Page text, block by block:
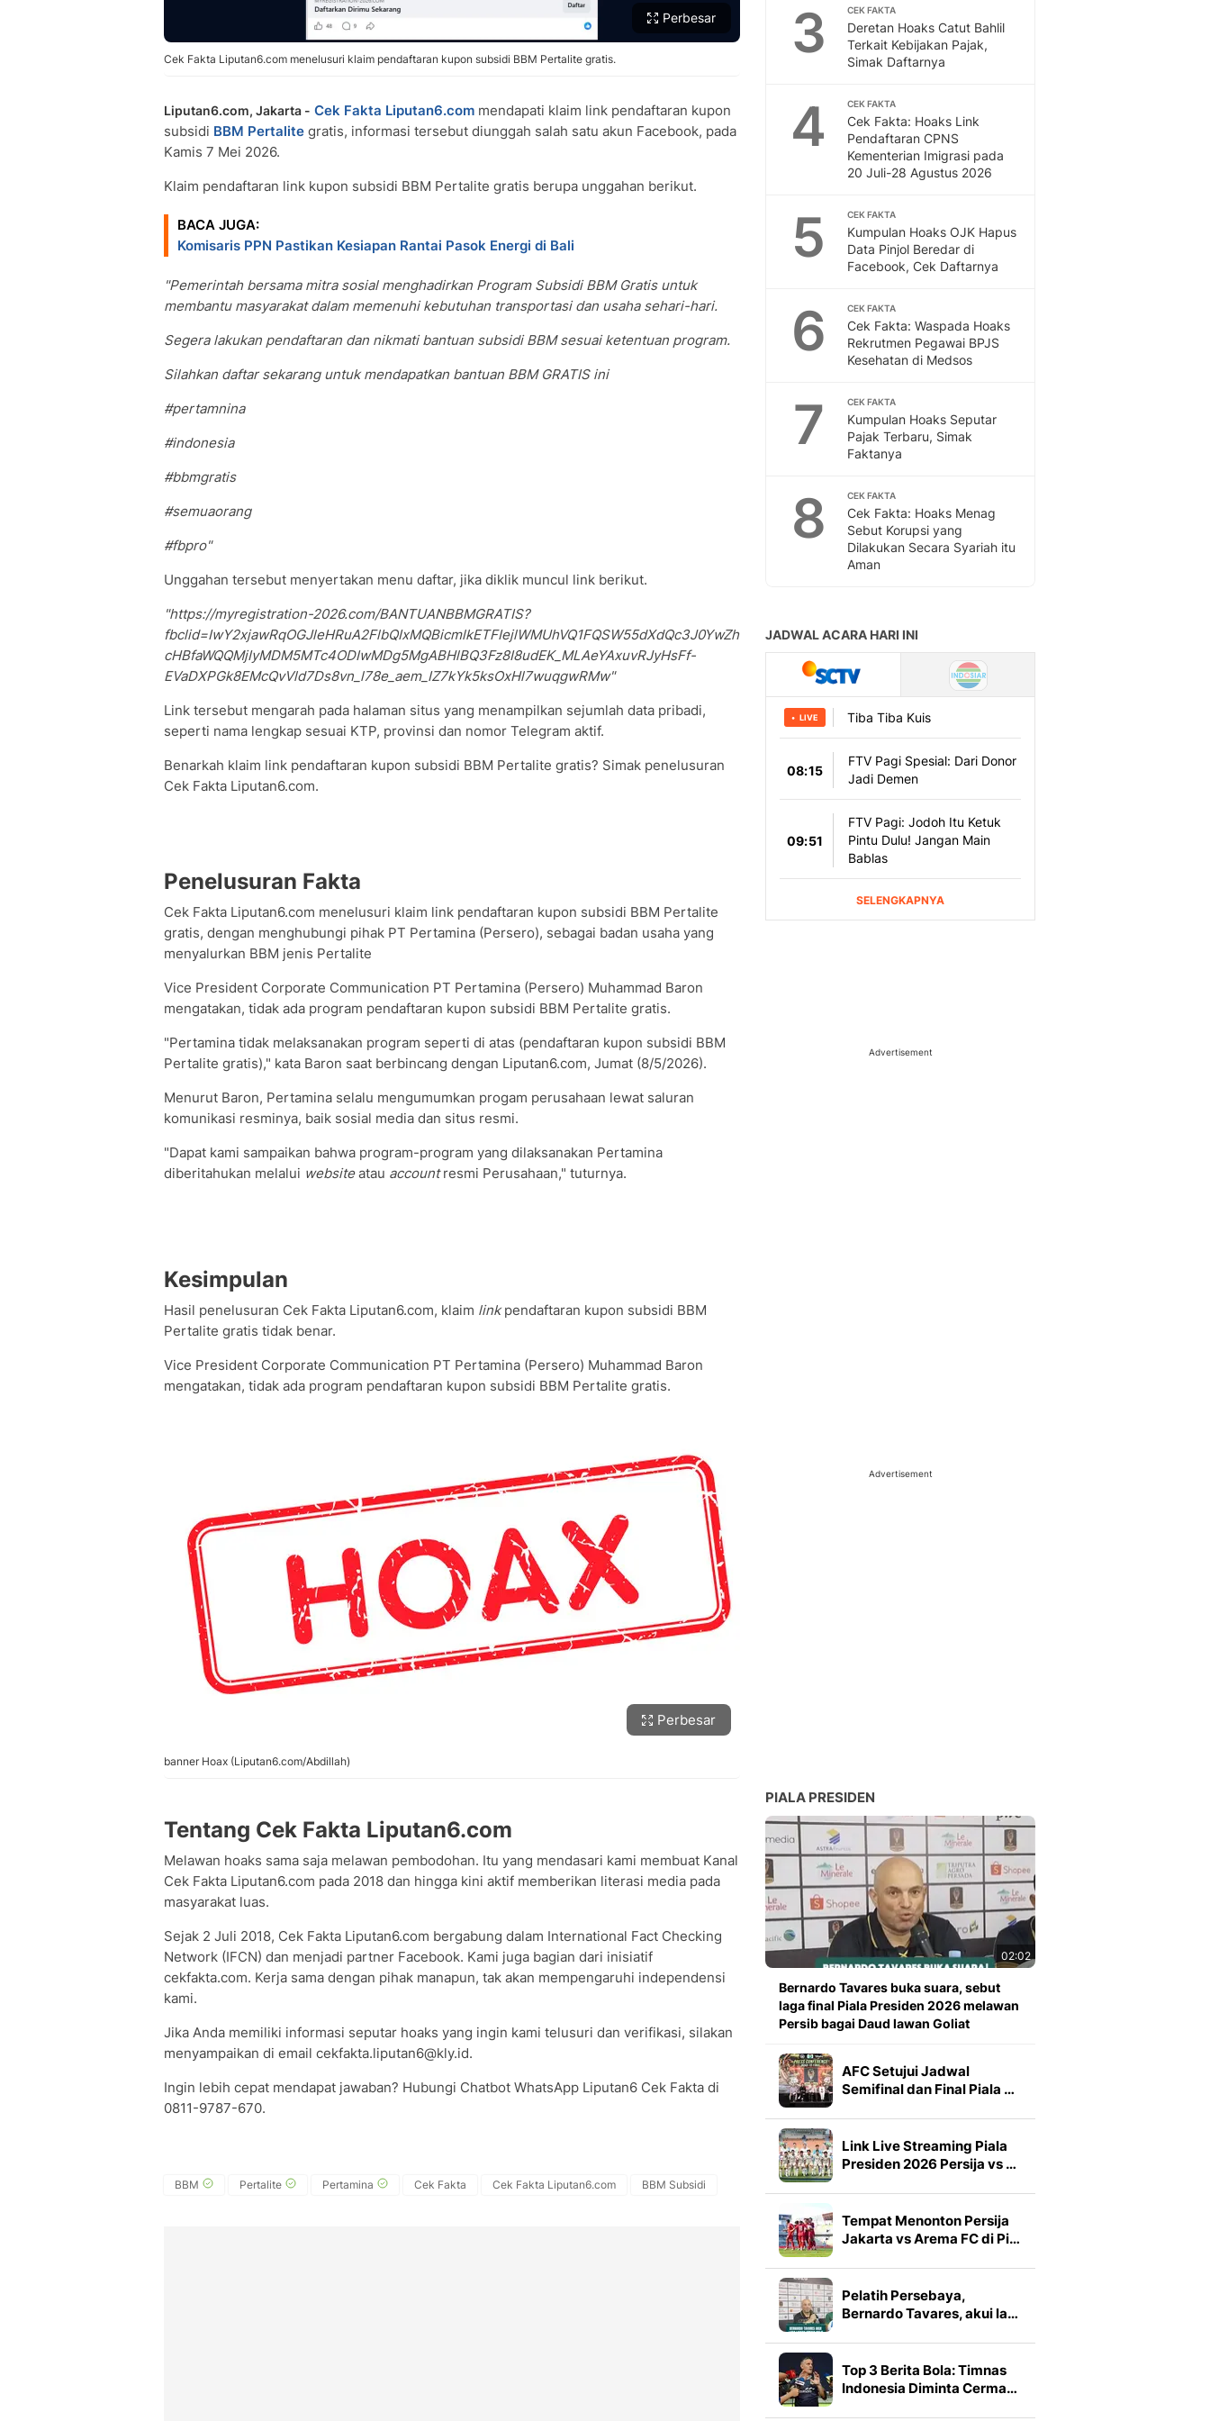
Perbesar
Cek Fakta Liputan6.com menelusuri klaim pendaftaran kupon subsidi BBM Pertalite gratis.
Liputan6.com, Jakarta - Cek Fakta Liputan6.com mendapati klaim link pendaftaran kupon
subsidi BBM Pertalite gratis, informasi tersebut diunggah salah satu akun Facebook, pada
Kamis 7 Mei 2026.
Klaim pendaftaran link kupon subsidi BBM Pertalite gratis berupa unggahan berikut.
BACA JUGA:
Komisaris PPN Pastikan Kesiapan Rantai Pasok Energi di Bali
"Pemerintah bersama mitra sosial menghadirkan Program Subsidi BBM Gratis untuk
membantu masyarakat dalam memenuhi kebutuhan transportasi dan usaha sehari-hari.
Segera lakukan pendaftaran dan nikmati bantuan subsidi BBM sesuai ketentuan program.
Silahkan daftar sekarang untuk mendapatkan bantuan BBM GRATIS ini
#pertamnina
#indonesia
#bbmgratis
#semuaorang
#fbpro"
Unggahan tersebut menyertakan menu daftar, jika diklik muncul link berikut.
"https://myregistration-2026.com/BANTUANBBMGRATIS?
fbclid=IwY2xjawRqOGJleHRuA2FlbQIxMQBicmlkETFIejlWMUhVQ1FQSW55dXdQc3J0YwZh
cHBfaWQQMjIyMDM5MTc4ODIwMDg5MgABHlBQ3Fz8I8udEK_MLAeYAxuvRJyHsFf-
EVaDXPGk8EMcQvVld7Ds8vn_l78e_aem_IZ7kYk5ksOxHl7wuqgwRMw"
Link tersebut mengarah pada halaman situs yang menampilkan sejumlah data pribadi,
seperti nama lengkap sesuai KTP, provinsi dan nomor Telegram aktif.
Benarkah klaim link pendaftaran kupon subsidi BBM Pertalite gratis? Simak penelusuran
Cek Fakta Liputan6.com.
Penelusuran Fakta
Cek Fakta Liputan6.com menelusuri klaim link pendaftaran kupon subsidi BBM Pertalite
gratis, dengan menghubungi pihak PT Pertamina (Persero), sebagai badan usaha yang
menyalurkan BBM jenis Pertalite
Vice President Corporate Communication PT Pertamina (Persero) Muhammad Baron
mengatakan, tidak ada program pendaftaran kupon subsidi BBM Pertalite gratis.
"Pertamina tidak melaksanakan program seperti di atas (pendaftaran kupon subsidi BBM
Pertalite gratis)," kata Baron saat berbincang dengan Liputan6.com, Jumat (8/5/2026).
Menurut Baron, Pertamina selalu mengumumkan progam perusahaan lewat saluran
komunikasi resminya, baik sosial media dan situs resmi.
"Dapat kami sampaikan bahwa program-program yang dilaksanakan Pertamina
diberitahukan melalui websiteatau accountresmi Perusahaan," tuturnya.
Kesimpulan
Hasil penelusuran Cek Fakta Liputan6.com, klaim linkpendaftaran kupon subsidi BBM
Pertalite gratis tidak benar.
Vice President Corporate Communication PT Pertamina (Persero) Muhammad Baron
mengatakan, tidak ada program pendaftaran kupon subsidi BBM Pertalite gratis.
Perbesar
banner Hoax (Liputan6.com/Abdillah)
Tentang Cek Fakta Liputan6.com
Melawan hoaks sama saja melawan pembodohan. Itu yang mendasari kami membuat Kanal
Cek Fakta Liputan6.com pada 2018 dan hingga kini aktif memberikan literasi media pada
masyarakat luas.
Sejak 2 Juli 2018, Cek Fakta Liputan6.com bergabung dalam International Fact Checking
Network (IFCN) dan menjadi partner Facebook. Kami juga bagian dari inisiatif
cekfakta.com. Kerja sama dengan pihak manapun, tak akan mempengaruhi independensi
kami.
Jika Anda memiliki informasi seputar hoaks yang ingin kami telusuri dan verifikasi, silakan
menyampaikan di email cekfakta.liputan6@kly.id.
Ingin lebih cepat mendapat jawaban? Hubungi Chatbot WhatsApp Liputan6 Cek Fakta di
0811-9787-670.
BBM Pertalite Pertamina Cek Fakta Cek Fakta Liputan6.com BBM Subsidi
3 CEK FAKTA
Deretan Hoaks Catut Bahlil
Terkait Kebijakan Pajak,
Simak Daftarnya
4 CEK FAKTA
Cek Fakta: Hoaks Link
Pendaftaran CPNS
Kementerian Imigrasi pada
20 Juli-28 Agustus 2026
5 CEK FAKTA
Kumpulan Hoaks OJK Hapus
Data Pinjol Beredar di
Facebook, Cek Daftarnya
6 CEK FAKTA
Cek Fakta: Waspada Hoaks
Rekrutmen Pegawai BPJS
Kesehatan di Medsos
7 CEK FAKTA
Kumpulan Hoaks Seputar
Pajak Terbaru, Simak
Faktanya
8 CEK FAKTA
Cek Fakta: Hoaks Menag
Sebut Korupsi yang
Dilakukan Secara Syariah itu
Aman
Advertisement
Advertisement
PIALA PRESIDEN
02:02
Bernardo Tavares buka suara, sebut
laga final Piala Presiden 2026 melawan
Persib bagai Daud lawan Goliat
AFC Setujui Jadwal
Semifinal dan Final Piala …
Link Live Streaming Piala
Presiden 2026 Persija vs …
Tempat Menonton Persija
Jakarta vs Arema FC di Pi…
Pelatih Persebaya,
Bernardo Tavares, akui la…
Top 3 Berita Bola: Timnas
Indonesia Diminta Cerma…